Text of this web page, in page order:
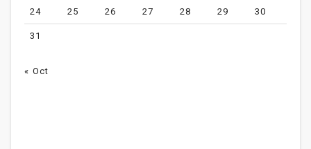
24 25 26 27 28 29 30
31
« Oct